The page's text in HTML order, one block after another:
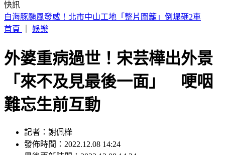
快訊
華爾街爆駭客恐慌！ 多間金融企業遭輪流勒索
首頁
娛樂
外婆重病過世！宋芸樺出外景
「來不及見最後一面」 哽咽
難忘生前互動
記者：謝佩樺
發佈時間：2022.12.08 14:24